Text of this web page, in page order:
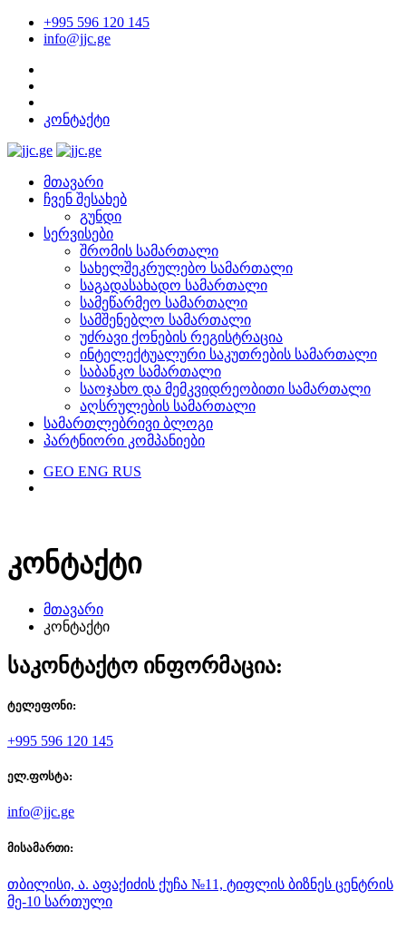
+995 596 120 145
info@jjc.ge
კონტაქტი
მთავარი
ჩვენ შესახებ
გუნდი
სერვისები
შრომის სამართალი
სახელშეკრულებო სამართალი
საგადასახადო სამართალი
სამეწარმეო სამართალი
სამშენებლო სამართალი
უძრავი ქონების რეგისტრაცია
ინტელექტუალური საკუთრების სამართალი
საბანკო სამართალი
საოჯახო და მემკვიდრეობითი სამართალი
აღსრულების სამართალი
სამართლებრივი ბლოგი
პარტნიორი კომპანიები
GEO ENG RUS
კონტაქტი
მთავარი
კონტაქტი
საკონტაქტო ინფორმაცია:
ტელეფონი:
+995 596 120 145
ელ.ფოსტა:
info@jjc.ge
მისამართი:
თბილისი, ა. აფაქიძის ქუჩა №11, ტიფლის ბიზნეს ცენტრის
მე-10 სართული